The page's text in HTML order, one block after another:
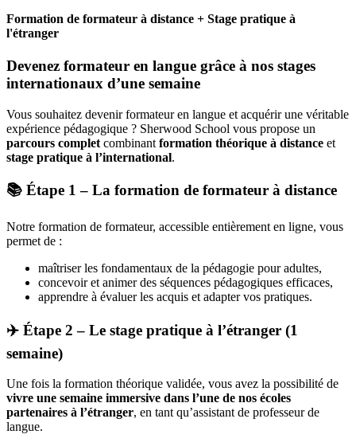
Formation de formateur à distance + Stage pratique à
l'étranger
Devenez formateur en langue grâce à nos stages
internationaux d’une semaine
Vous souhaitez devenir formateur en langue et acquérir une véritable
expérience pédagogique ? Sherwood School vous propose un
parcours complet combinant formation théorique à distance et
stage pratique à l’international.
📚 Étape 1 – La formation de formateur à distance
Notre formation de formateur, accessible entièrement en ligne, vous
permet de :
maîtriser les fondamentaux de la pédagogie pour adultes,
concevoir et animer des séquences pédagogiques efficaces,
apprendre à évaluer les acquis et adapter vos pratiques.
✈️ Étape 2 – Le stage pratique à l’étranger (1
semaine)
Une fois la formation théorique validée, vous avez la possibilité de
vivre une semaine immersive dans l’une de nos écoles
partenaires à l’étranger, en tant qu’assistant de professeur de
langue.